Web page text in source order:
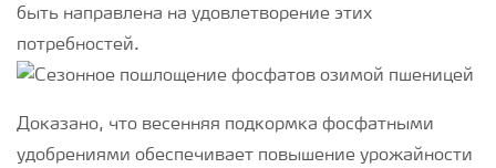
быть направлена на удовлетворение этих
потребностей.
Доказано, что весенняя подкормка фосфатными
удобрениями обеспечивает повышение урожайности